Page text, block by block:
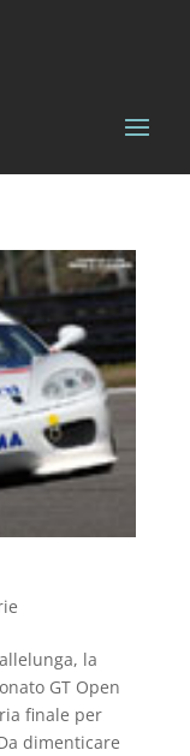
la
GT Open
finale per
dimenticare